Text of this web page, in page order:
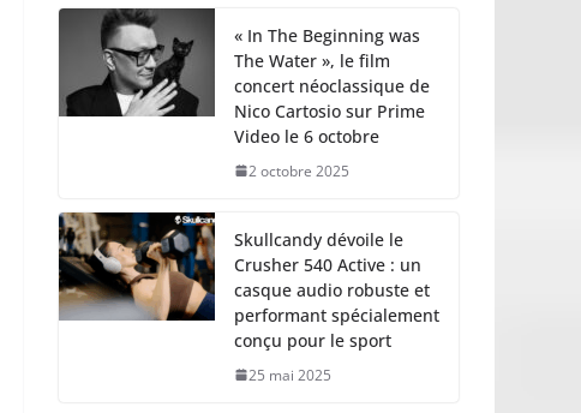
« In The Beginning was
The Water », le film
concert néoclassique de
Nico Cartosio sur Prime
Video le 6 octobre
2 octobre 2025
Skullcandy dévoile le
Crusher 540 Active : un
casque audio robuste et
performant spécialement
conçu pour le sport
25 mai 2025